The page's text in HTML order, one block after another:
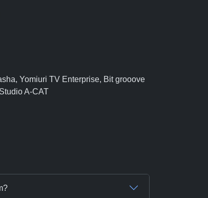
Yomiuri TV Enterprise, Bit grooove
A-CAT